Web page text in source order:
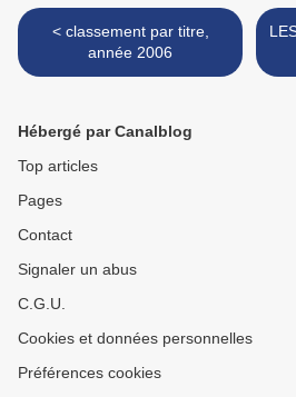
< classement par titre,
année 2006
Hébergé par Canalblog
Top articles
Pages
Contact
Signaler un abus
C.G.U.
Cookies et données personnelles
Préférences cookies